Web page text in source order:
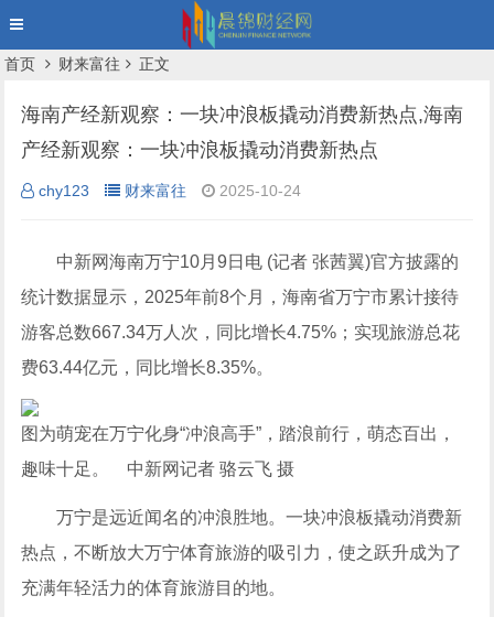
首页 财来富往 正文
海南产经新观察：一块冲浪板撬动消费新热点,海南
产经新观察：一块冲浪板撬动消费新热点
chy123 财来富往 2025-10-24
中新网海南万宁10月9日电 (记者 张茜翼)官方披露的
统计数据显示，2025年前8个月，海南省万宁市累计接待
游客总数667.34万人次，同比增长4.75%；实现旅游总花
费63.44亿元，同比增长8.35%。
图为萌宠在万宁化身“冲浪高手”，踏浪前行，萌态百出，
趣味十足。 中新网记者 骆云飞 摄
万宁是远近闻名的冲浪胜地。一块冲浪板撬动消费新
热点，不断放大万宁体育旅游的吸引力，使之跃升成为了
充满年轻活力的体育旅游目的地。